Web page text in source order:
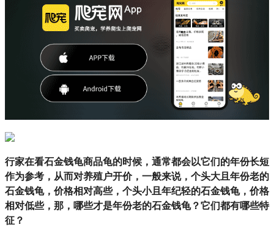
行家在看石金钱龟商品龟的时候，通常都会以它们的年份长短
作为参考，从而对养殖户开价，一般来说，个头大且年份老的
石金钱龟，价格相对高些，个头小且年纪轻的石金钱龟，价格
相对低些，那，哪些才是年份老的石金钱龟？它们都有哪些特
征？